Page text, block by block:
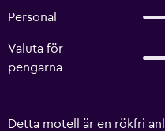
Personal
Valuta för
pengarna
Detta motell är en rökfri